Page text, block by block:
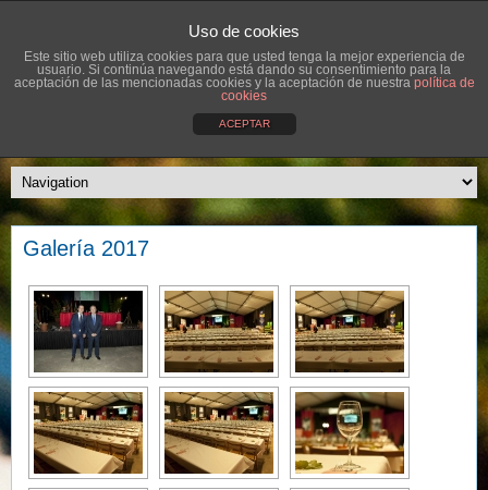
Galería 2017
Uso de cookies
Este sitio web utiliza cookies para que usted tenga la mejor experiencia de
usuario. Si continúa navegando está dando su consentimiento para la
aceptación de las mencionadas cookies y la aceptación de nuestra política de
cookies
ACEPTAR